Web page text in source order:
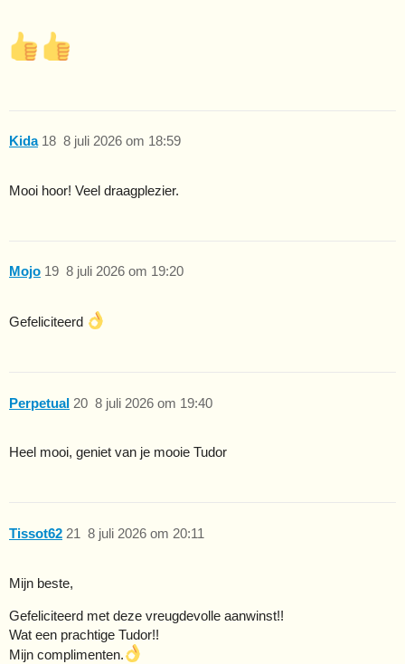
Kida 8 juli 2026 om 18:59
18
Mooi hoor! Veel draagplezier.
Mojo 8 juli 2026 om 19:20
19
Gefeliciteerd
Perpetual 8 juli 2026 om 19:40
20
Heel mooi, geniet van je mooie Tudor
Tissot62 8 juli 2026 om 20:11
21
Mijn beste,
Gefeliciteerd met deze vreugdevolle aanwinst!!
Wat een prachtige Tudor!!
Mijn complimenten.